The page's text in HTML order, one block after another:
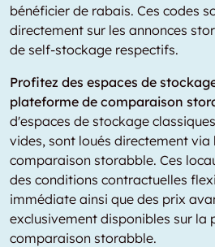
bénéficier de rabais. Ces codes
directement sur les annonces
de self-stockage respectifs.
Profitez des espaces de
plateforme de comparaison
d'espaces de stockage
vides, sont loués directement
comparaison storabble. Ces
des conditions contractuelles
immédiate ainsi que des prix
exclusivement disponibles sur la
comparaison storabble.